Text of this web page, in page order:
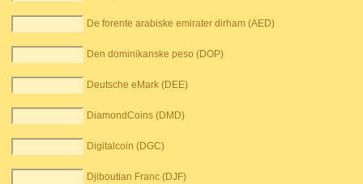
De forente arabiske emirater dirham (AED)
Den dominikanske peso (DOP)
Deutsche eMark (DEE)
DiamondCoins (DMD)
Digitalcoin (DGC)
Djiboutian Franc (DJF)